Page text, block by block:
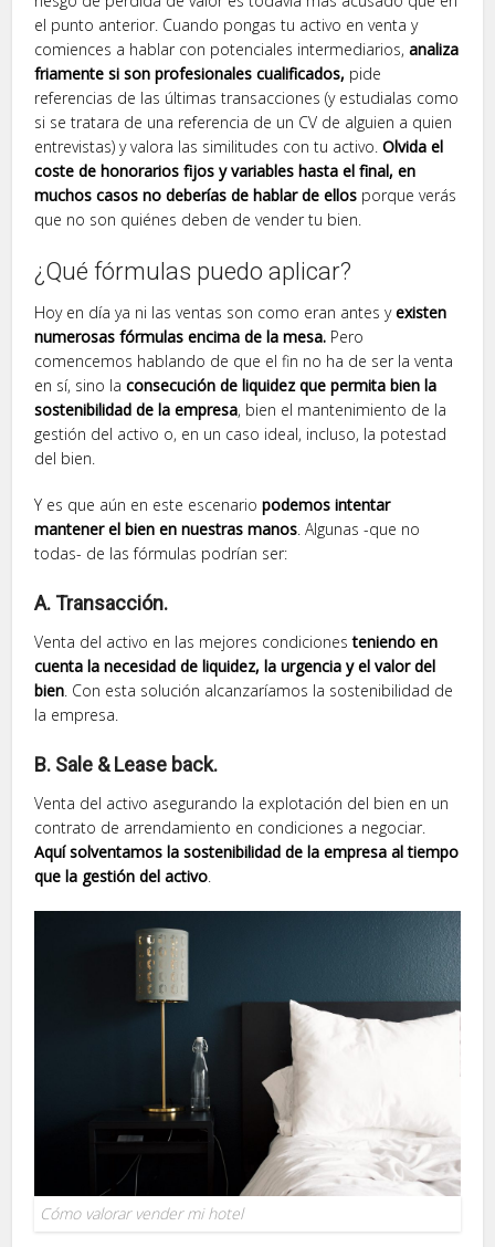
el punto anterior. Cuando pongas tu activo en venta y
comiences a hablar con potenciales intermediarios,analiza
friamente si son profesionales cualificados, pide
referencias de las últimas transacciones (y estudialas como
si se tratara de una referencia de un CV de alguien a quien
entrevistas) y valora las similitudes con tu activo.Olvida el
coste de honorarios fijos y variables hasta el final, en
muchos casos no deberías de hablar de ellos porque verás
que no son quiénes deben de vender tu bien.
¿Qué fórmulas puedo aplicar?
Hoy en día ya ni las ventas son como eran antes yexisten
numerosas fórmulas encima de la mesa. Pero
comencemos hablando de que el fin no ha de ser la venta
en sí, sino laconsecución de liquidez que permita bien la
sostenibilidad de la empresa, bien el mantenimiento de la
gestión del activo o, en un caso ideal, incluso, la potestad
del bien.
Y es que aún en este escenario podemos intentar
mantener el bien en nuestras manos. Algunas -que no
todas- de las fórmulas podrían ser:
A. Transacción.
Venta del activo en las mejores condicionesteniendo en
cuenta la necesidad de liquidez, la urgencia y el valor del
bien. Con esta solución alcanzaríamos la sostenibilidad de
la empresa.
B. Sale & Lease back.
Venta del activo asegurando la explotación del bien en un
contrato de arrendamiento en condiciones a negociar.
Aquí solventamos la sostenibilidad de la empresa al tiempo
que la gestión del activo.
Cómo valorar vender mi hotel